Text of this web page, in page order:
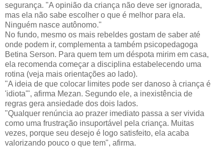
segurança. "A opinião da criança não deve ser ignorada,
mas ela não sabe escolher o que é melhor para ela.
Ninguém nasce autônomo."
No fundo, mesmo os mais rebeldes gostam de saber até
onde podem ir, complementa a também psicopedagoga
Betina Serson. Para quem tem um déspota mirim em casa,
ela recomenda começar a disciplina estabelecendo uma
rotina (veja mais orientações ao lado).
"A ideia de que colocar limites pode ser danoso à criança é
'idiota'", afirma Mezan. Segundo ele, a inexistência de
regras gera ansiedade dos dois lados.
"Qualquer renúncia ao prazer imediato passa a ser vivida
como uma frustração insuportável pela criança. Muitas
vezes, porque seu desejo é logo satisfeito, ela acaba
valorizando pouco o que tem", afirma.